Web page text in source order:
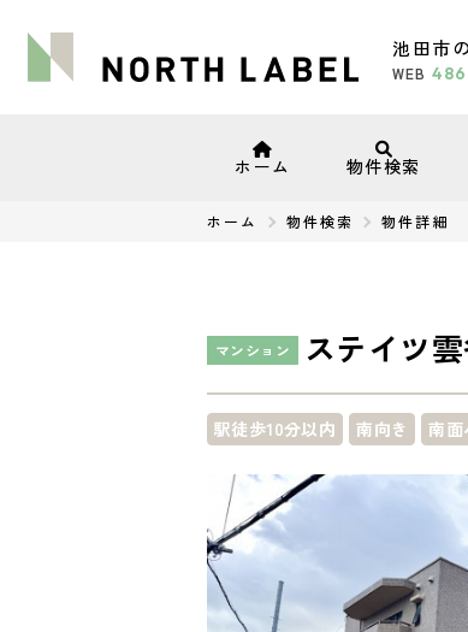
池田市
WEB 486
ホーム 物件検索
ホーム 物件検索 物件詳細
マンション ステイツ
駅徒歩10分以内 南向き 南面